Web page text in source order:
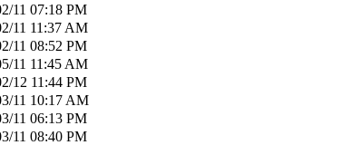
11 07:18 PM
11 11:37 AM
11 08:52 PM
11 11:45 AM
12 11:44 PM
11 10:17 AM
11 06:13 PM
11 08:40 PM